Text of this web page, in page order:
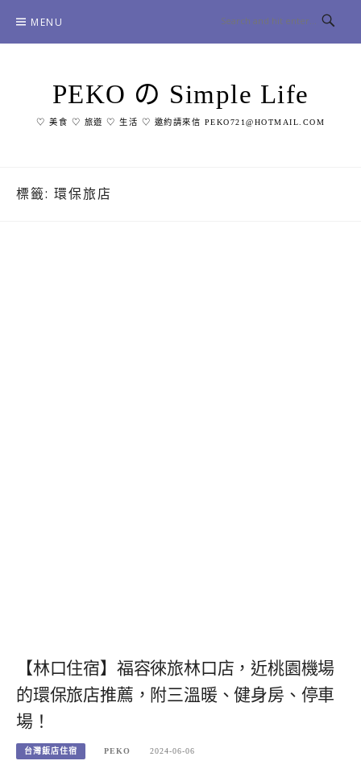
content
MENU
PEKO の Simple Life
♡ 美食 ♡ 旅遊 ♡ 生活 ♡ 邀約請來信 PEKO721@HOTMAIL.COM
標籤: 環保旅店
【林口住宿】福容徠旅林口店，近桃園機場
的環保旅店推薦，附三溫暖、健身房、停車
場！
台灣飯店住宿 PEKO 2024-06-06